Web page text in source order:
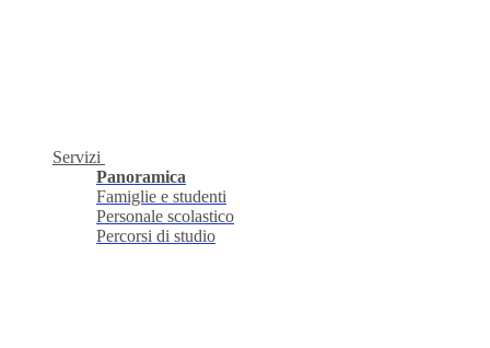
Servizi
Panoramica
Famiglie e studenti
Personale scolastico
Percorsi di studio